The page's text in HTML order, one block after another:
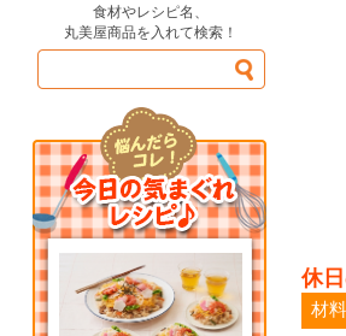
食材やレシピ名、
丸美屋商品を入れて検索！
休
材